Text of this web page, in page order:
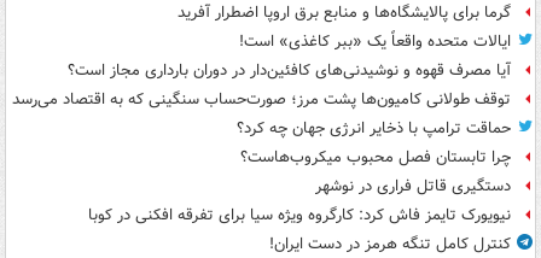
گرما برای پالایشگاه‌ها و منابع برق اروپا اضطرار آفرید
ایالات متحده واقعاً یک «ببر کاغذی» است!
آیا مصرف قهوه و نوشیدنی‌های کافئین‌دار در دوران بارداری مجاز است؟
توقف طولانی کامیون‌ها پشت مرز؛ صورت‌حساب سنگینی که به اقتصاد می‌رسد
حماقت ترامپ با ذخایر انرژی جهان چه کرد؟
چرا تابستان فصل محبوب میکروب‌هاست؟
دستگیری قاتل فراری در نوشهر
نیویورک تایمز فاش کرد: کارگروه ویژه سیا برای تفرقه افکنی در کوبا
کنترل کامل تنگه هرمز در دست ایران!